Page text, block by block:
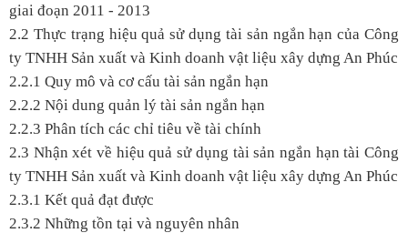
giai đoạn 2011 - 2013
2.2 Thực trạng hiệu quả sử dụng tài sản ngắn hạn của Công
ty TNHH Sản xuất và Kinh doanh vật liệu xây dựng An Phúc
2.2.1 Quy mô và cơ cấu tài sản ngắn hạn
2.2.2 Nội dung quản lý tài sản ngắn hạn
2.2.3 Phân tích các chỉ tiêu về tài chính
2.3 Nhận xét về hiệu quả sử dụng tài sản ngắn hạn tài Công
ty TNHH Sản xuất và Kinh doanh vật liệu xây dựng An Phúc
2.3.1 Kết quả đạt được
2.3.2 Những tồn tại và nguyên nhân